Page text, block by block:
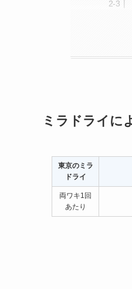
ミラドライに
東京のミラ
ドライ
両ワキ1回
あたり